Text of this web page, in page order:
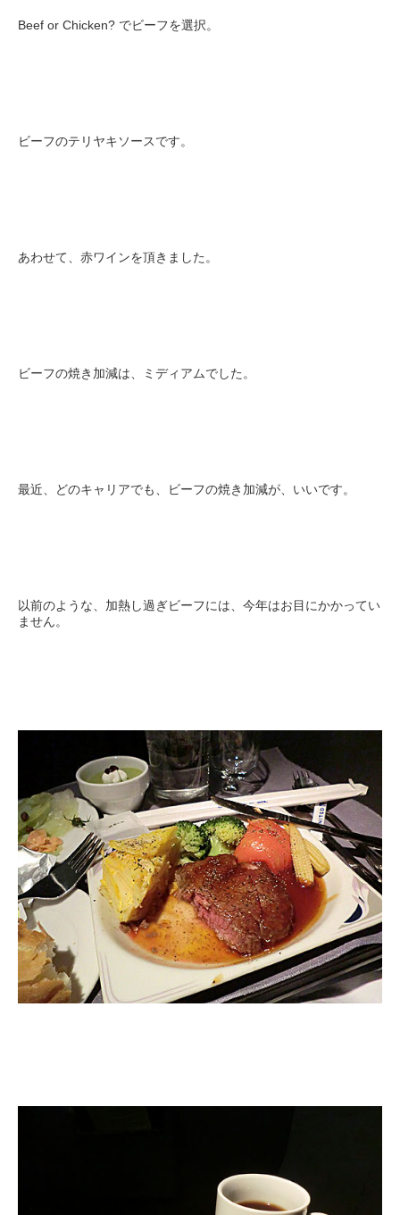
Beef or Chicken? でビーフを選択。
ビーフのテリヤキソースです。
あわせて、赤ワインを頂きました。
ビーフの焼き加減は、ミディアムでした。
最近、どのキャリアでも、ビーフの焼き加減が、いいです。
以前のような、加熱し過ぎビーフには、今年はお目にかかってい
ません。